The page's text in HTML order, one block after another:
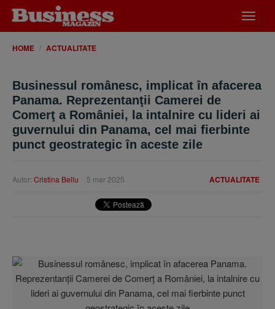
meniu
HOME ACTUALITATE
Businessul românesc, implicat în afacerea
Panama. Reprezentanţii Camerei de
Comerţ a României, la intalnire cu lideri ai
guvernului din Panama, cel mai fierbinte
punct geostrategic în aceste zile
ACTUALITATE
Autor: Cristina Bellu 5 mar 2025